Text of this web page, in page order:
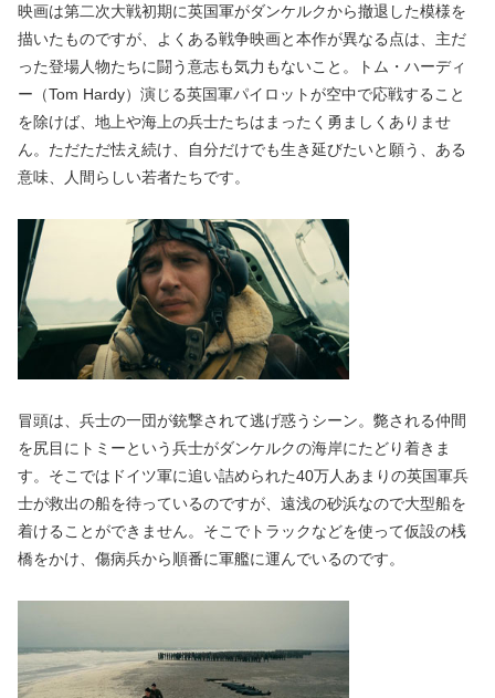
映画は第二次大戦初期に英国軍がダンケルクから撤退した模様を
描いたものですが、よくある戦争映画と本作が異なる点は、主だ
った登場人物たちに闘う意志も気力もないこと。トム・ハーディ
ー（Tom Hardy）演じる英国軍パイロットが空中で応戦すること
を除けば、地上や海上の兵士たちはまったく勇ましくありませ
ん。ただただ怯え続け、自分だけでも生き延びたいと願う、ある
意味、人間らしい若者たちです。
冒頭は、兵士の一団が銃撃されて逃げ惑うシーン。斃される仲間
を尻目にトミーという兵士がダンケルクの海岸にたどり着きま
す。そこではドイツ軍に追い詰められた40万人あまりの英国軍兵
士が救出の船を待っているのですが、遠浅の砂浜なので大型船を
着けることができません。そこでトラックなどを使って仮設の桟
橋をかけ、傷病兵から順番に軍艦に運んでいるのです。